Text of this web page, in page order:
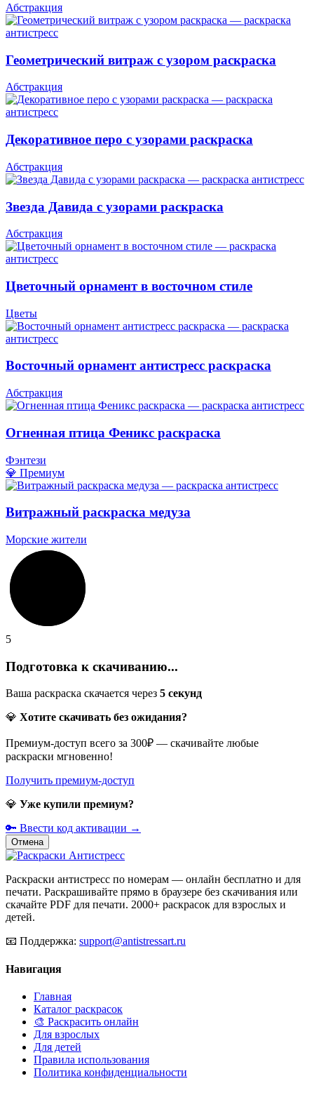
Абстракция
Геометрический витраж с узором раскраска
Абстракция
Декоративное перо с узорами раскраска
Абстракция
Звезда Давида с узорами раскраска
Абстракция
Цветочный орнамент в восточном стиле
Цветы
Восточный орнамент антистресс раскраска
Абстракция
Огненная птица Феникс раскраска
Фэнтези
💎 Премиум
Витражный раскраска медуза
Морские жители
5
Подготовка к скачиванию...
Ваша раскраска скачается через 5 секунд
💎 Хотите скачивать без ожидания?
Премиум-доступ всего за 300₽ — скачивайте любые
раскраски мгновенно!
Получить премиум-доступ
💎 Уже купили премиум?
🔑 Ввести код активации →
Отмена
Раскраски антистресс по номерам — онлайн бесплатно и для
печати. Раскрашивайте прямо в браузере без скачивания или
скачайте PDF для печати. 2000+ раскрасок для взрослых и
детей.
📧 Поддержка: support@antistressart.ru
Навигация
Главная
Каталог раскрасок
🎨 Раскрасить онлайн
Для взрослых
Для детей
Правила использования
Политика конфиденциальности